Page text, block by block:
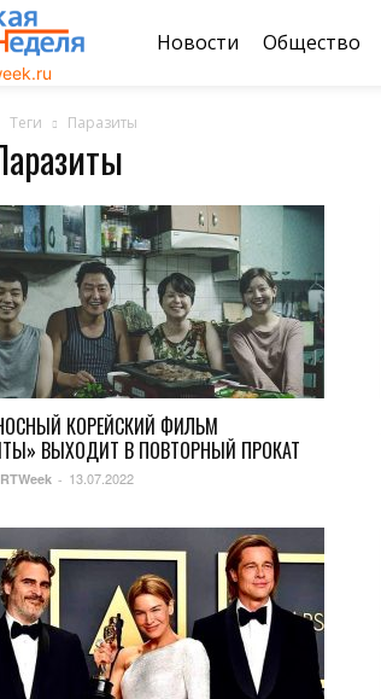
Новости Общество
Теги Паразиты
КОРЕЙСКИЙ ФИЛЬМ
ВЫХОДИТ В ПОВТОРНЫЙ ПРОКАТ
- 13.07.2022